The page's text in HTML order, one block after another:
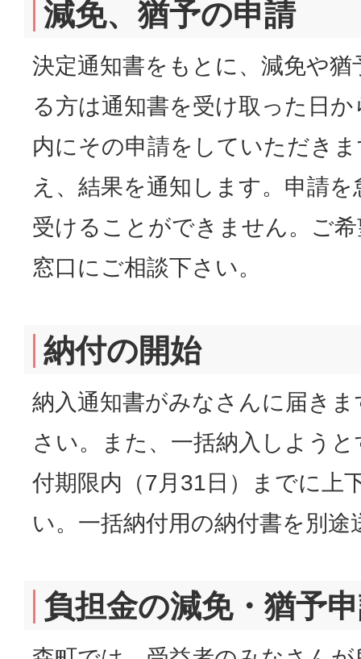
減免、猶予の申請
決定通知書をもとに、減免や
る方は通知書を受け取った日
内にその申請をしていただき
え、結果を通知します。申請
受けることができません。ご
窓口にご相談下さい。
納付の開始
納入通知書がみなさんに届き
さい。また、一括納入しよう
付期限内（7月31日）までに上
い。一括納付用の納付書を別
負担金の減免・猶予